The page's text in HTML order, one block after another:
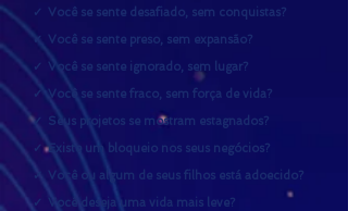
✓ Você se sente desafiado, sem conquistas?
✓ Você se sente preso, sem expansão?
✓ Você se sente ignorado, sem lugar?
✓Você se sente fraco, sem força de vida?
✓ Seus projetos se mostram estagnados?
✓Existe um bloqueio nos seus negócios?
✓ Você ou algum de seus filhos está adoecido?
✓ Você deseja uma vida mais leve?